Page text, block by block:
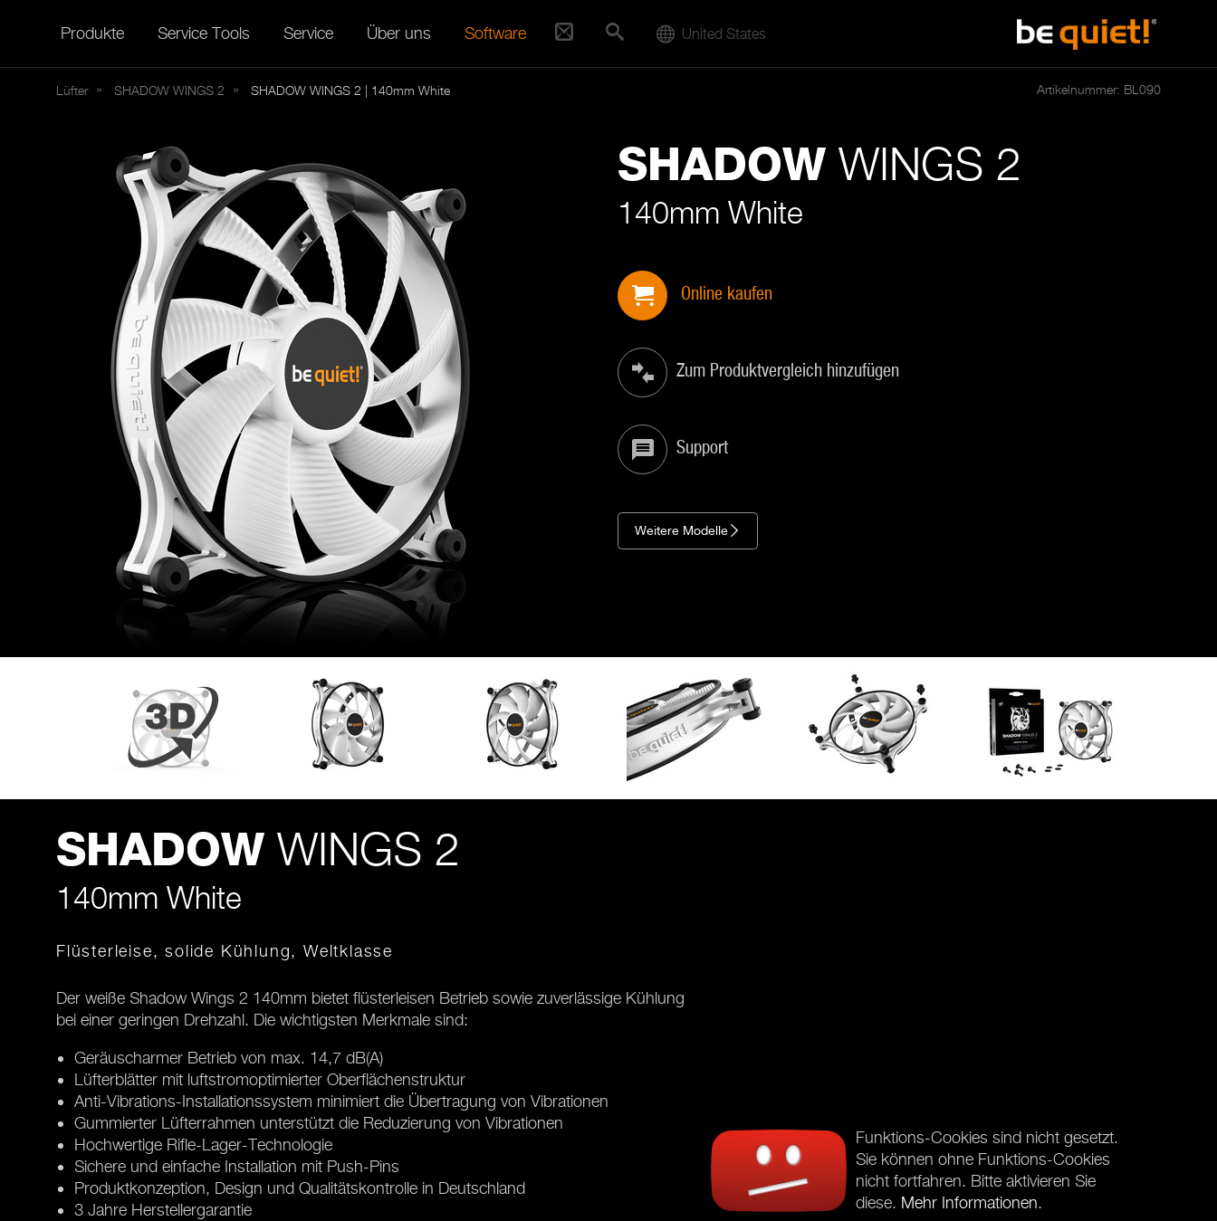
Produkte Service Tools Service Über uns Software United States
Lüfter SHADOW WINGS 2 SHADOW WINGS 2 | 140mm White Artikelnummer: BL090
SHADOW WINGS 2
140mm White
Online kaufen
Zum Produktvergleich hinzufügen
Support
Weitere Modelle
SHADOW WINGS 2
140mm White
Flüsterleise, solide Kühlung, Weltklasse
Der weiße Shadow Wings 2 140mm bietet flüsterleisen Betrieb sowie zuverlässige Kühlung
bei einer geringen Drehzahl. Die wichtigsten Merkmale sind:
Geräuscharmer Betrieb von max. 14,7 dB(A)
Lüfterblätter mit luftstromoptimierter Oberflächenstruktur
Anti-Vibrations-Installationssystem minimiert die Übertragung von Vibrationen
Gummierter Lüfterrahmen unterstützt die Reduzierung von Vibrationen
Hochwertige Rifle-Lager-Technologie
Sichere und einfache Installation mit Push-Pins
Produktkonzeption, Design und Qualitätskontrolle in Deutschland
3 Jahre Herstellergarantie
Funktions-Cookies sind nicht gesetzt.
Sie können ohne Funktions-Cookies
nicht fortfahren. Bitte aktivieren Sie
diese. Mehr Informationen.